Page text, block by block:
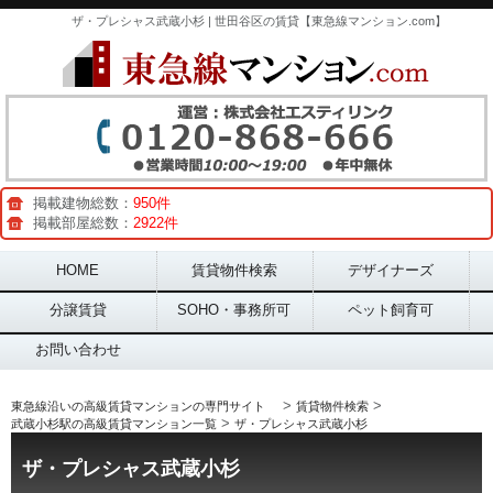
ザ・プレシャス武蔵小杉 | 世田谷区の賃貸【東急線マンション.com】
掲載建物総数： 950件
掲載部屋総数： 2922件
Main menu
HOME 賃貸物件検索 デザイナーズ
分譲賃貸 SOHO・事務所可 ペット飼育可
お問い合わせ
東急線沿いの高級賃貸マンションの専門サイト > 賃貸物件検索 >
武蔵小杉駅の高級賃貸マンション一覧 > ザ・プレシャス武蔵小杉
ザ・プレシャス武蔵小杉